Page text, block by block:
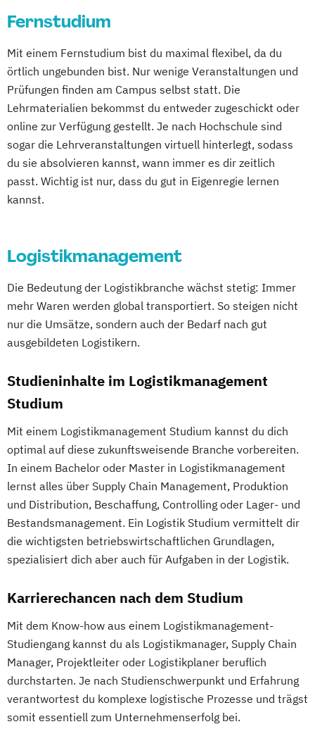
Fernstudium
Mit einem Fernstudium bist du maximal flexibel, da du
örtlich ungebunden bist. Nur wenige Veranstaltungen und
Prüfungen finden am Campus selbst statt. Die
Lehrmaterialien bekommst du entweder zugeschickt oder
online zur Verfügung gestellt. Je nach Hochschule sind
sogar die Lehrveranstaltungen virtuell hinterlegt, sodass
du sie absolvieren kannst, wann immer es dir zeitlich
passt. Wichtig ist nur, dass du gut in Eigenregie lernen
kannst.
Logistikmanagement
Die Bedeutung der Logistikbranche wächst stetig: Immer
mehr Waren werden global transportiert. So steigen nicht
nur die Umsätze, sondern auch der Bedarf nach gut
ausgebildeten Logistikern.
Studieninhalte im Logistikmanagement
Studium
Mit einem Logistikmanagement Studium kannst du dich
optimal auf diese zukunftsweisende Branche vorbereiten.
In einem Bachelor oder Master in Logistikmanagement
lernst alles über Supply Chain Management, Produktion
und Distribution, Beschaffung, Controlling oder Lager- und
Bestandsmanagement. Ein Logistik Studium vermittelt dir
die wichtigsten betriebswirtschaftlichen Grundlagen,
spezialisiert dich aber auch für Aufgaben in der Logistik.
Karrierechancen nach dem Studium
Mit dem Know-how aus einem Logistikmanagement-
Studiengang kannst du als Logistikmanager, Supply Chain
Manager, Projektleiter oder Logistikplaner beruflich
durchstarten. Je nach Studienschwerpunkt und Erfahrung
verantwortest du komplexe logistische Prozesse und trägst
somit essentiell zum Unternehmenserfolg bei.